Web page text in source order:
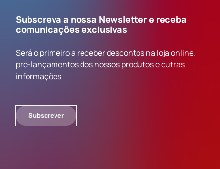
Subscreva a nossa Newsletter e receba
comunicações exclusivas
Será o primeiro a receber descontos na loja online,
pré-lançamentos dos nossos produtos e outras
informações
Subscrever